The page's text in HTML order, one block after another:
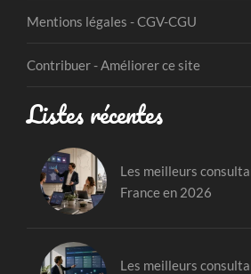
Mentions légales - CGV-CGU
Contribuer - Améliorer ce site
Listes récentes
Les meilleurs
France en 2026
Les meilleurs